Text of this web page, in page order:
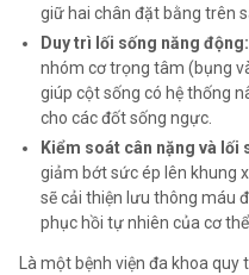
giữ hai chân đặt bằng trên
Duy trì lối sống năng động:
nhóm cơ trọng tâm (bụng
giúp cột sống có hệ thống
cho các đốt sống ngực.
Kiểm soát cân nặng và lối
giảm bớt sức ép lên khung
sẽ cải thiện lưu thông máu
phục hồi tự nhiên của cơ
Là một bệnh viện đa khoa